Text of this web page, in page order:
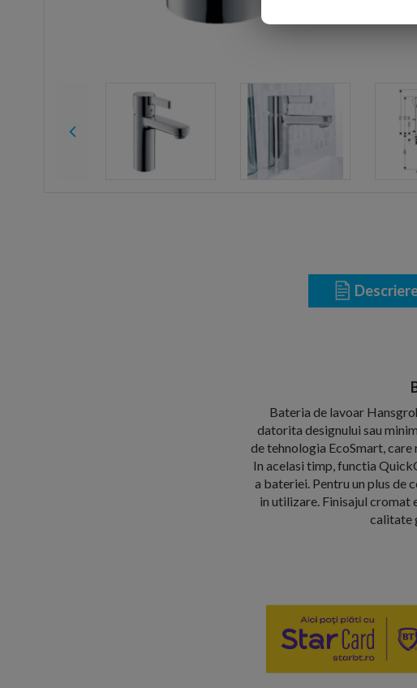
Bateria de lavoar
datorita designului sau
de tehnologia EcoSmart,
In acelasi timp, functia
a bateriei. Pentru un plus
in utilizare. Finisajul cromat
calitate